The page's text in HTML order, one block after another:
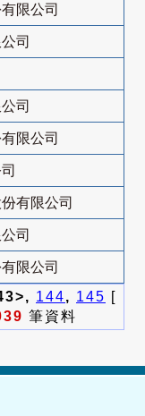
限公司
司
司
限公司
有限公司
司
限公司
144, 145 [
筆資料